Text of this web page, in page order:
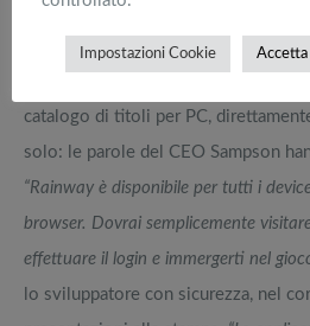
fotogrammi al secondo, da un PC
console. Nintendo compresa, con la
catalogo di titoli per PC,
solo: le parole del CEO Sampson
“Rainway è disponibile per tutti i
browser. Dovrai semplicemente
effettuare il login e immergerti nel
lo sviluppatore con sicurezza, nel
Impostazioni Cookie Accetta